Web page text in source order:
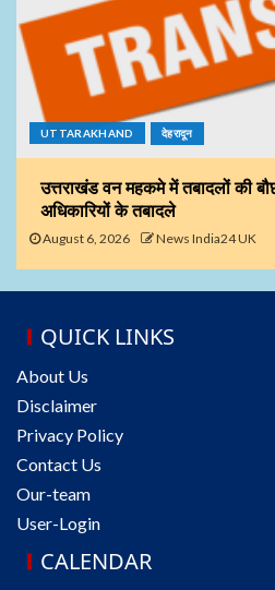
UTTARAKHAND देहरादून
उत्तराखंड वन महकमे में तबादलों की
अधिकारियों के तबादले
August 6, 2026 News India24 UK
QUICK LINKS
About Us
Disclaimer
Privacy Policy
Contact Us
Our-team
User-Login
CALENDAR